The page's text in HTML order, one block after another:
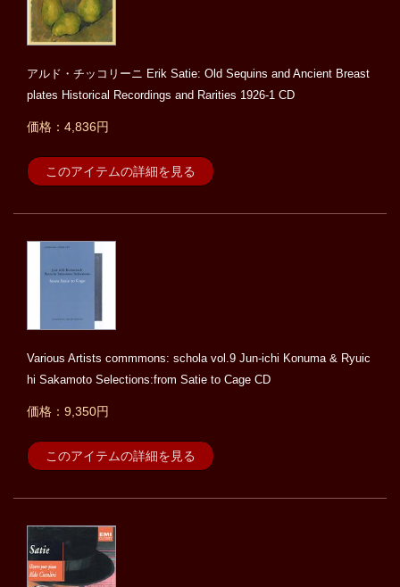
アルド・チッコリーニ Erik Satie: Old Sequins and Ancient Breast
plates Historical Recordings and Rarities 1926-1 CD
価格：4,836円
このアイテムの詳細を見る
Various Artists commmons: schola vol.9 Jun-ichi Konuma & Ryuic
hi Sakamoto Selections:from Satie to Cage CD
価格：9,350円
このアイテムの詳細を見る